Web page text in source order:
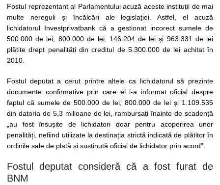
Fostul reprezentant al Parlamentului acuză aceste instituții de mai
multe nereguli și încălcări ale legislației. Astfel, el acuză
lichidatorul Investprivatbank că a gestionat incorect sumele de
500.000 de lei, 800.000 de lei, 146.204 de lei și 963.331 de lei
plătite drept penalități din creditul de 5.300.000 de lei achitat în
2010.
Fostul deputat a cerut printre altele ca lichidatorul să prezinte
documente confirmative prin care el l-a informat oficial despre
faptul că sumele de 500.000 de lei, 800.000 de lei și 1.109.535
din datoria de 5,3 milioane de lei, rambursați înainte de scadență
„au fost însușite de lichidatori doar pentru acoperirea unor
penalități, nefiind utilizate la destinația strictă indicată de plătitor în
ordinile sale de plată și susținută oficial de lichidator prin acord”.
Fostul deputat consideră că a fost furat de
BNM